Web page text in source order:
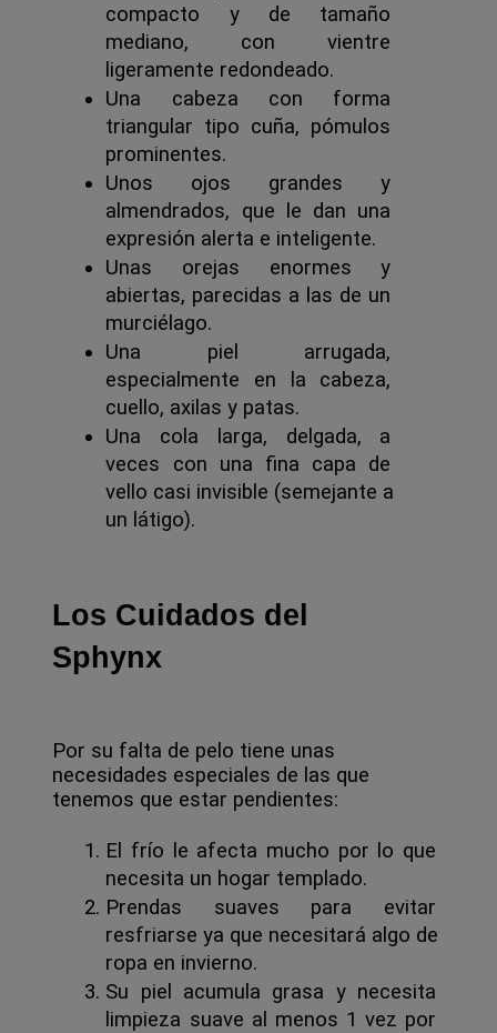
compacto y de tamaño
mediano, con vientre
ligeramente redondeado.
Una cabeza con forma
triangular tipo cuña, pómulos
prominentes.
Unos ojos grandes y
almendrados, que le dan una
expresión alerta e inteligente.
Unas orejas enormes y
abiertas, parecidas a las de un
murciélago.
Una piel arrugada,
especialmente en la cabeza,
cuello, axilas y patas.
Una cola larga, delgada, a
veces con una fina capa de
vello casi invisible (semejante a
un látigo).
Los Cuidados del
Sphynx
Por su falta de pelo tiene unas
necesidades especiales de las que
tenemos que estar pendientes:
El frío le afecta mucho por lo que
necesita un hogar templado.
Prendas suaves para evitar
resfriarse ya que necesitará algo de
ropa en invierno.
Su piel acumula grasa y necesita
limpieza suave al menos 1 vez por